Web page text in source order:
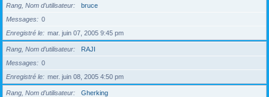
Rang, Nom d’utilisateur
bruce
Messages
0
Enregistré le
mar. juin 07, 2005 9:45 pm
Rang, Nom d’utilisateur
RAJI
Messages
0
Enregistré le
mer. juin 08, 2005 4:50 pm
Rang, Nom d’utilisateur
Gherking